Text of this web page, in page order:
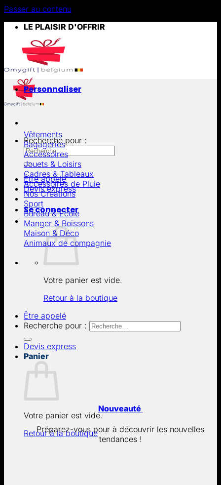
Passer au contenu
LE PLAISIR D'OFFRIR
Recherche pour :
Être appelé
Devis express
Se connecter
Votre panier est vide.
Retour à la boutique
Être appelé
Recherche pour :
Devis express
Panier
Votre panier est vide.
Retour à la boutique
Personnaliser
Vêtements
Bagageries
Accessoires
Jouets & Loisirs
Cadres & Tableaux
Accessoires de Pluie
Nos Créations
Sport
Bureau & École
Manger & Boissons
Maison & Déco
Animaux de compagnie
Nouveauté
Préparez-vous pour à découvrir les nouvelles
tendances !